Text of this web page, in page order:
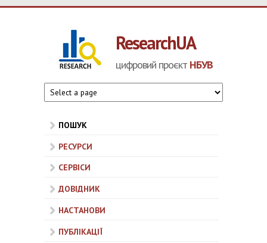
ResearchUA
цифровий проєкт НБУВ
ПОШУК
РЕСУРСИ
СЕРВІСИ
ДОВІДНИК
НАСТАНОВИ
ПУБЛІКАЦІЇ